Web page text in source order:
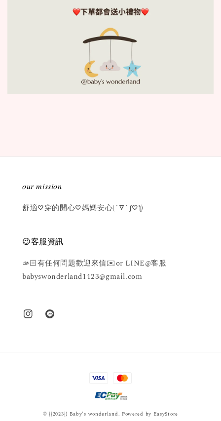
𝑜𝑢𝑟 𝑚𝑖𝑠𝑠𝑖𝑜𝑛
舒適♡穿的開心♡媽媽安心(´▽`ʃ♡ƪ)
😉客服資訊
🫴🏻有任何問題歡迎來信✉️or LINE@客服
babyswonderland1123@gmail.com
© {{2023}} Baby’s wonderland. Powered by EasyStore